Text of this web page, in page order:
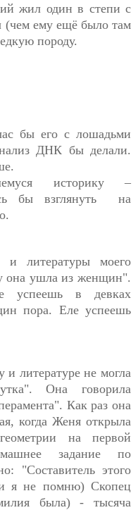
жил один в степи с
(чем ему ещё было там
породу.
бы его с лошадьми
ДНК бы делали.
историку –
бы взглянуть на
и литературы моего
она ушла из женщин".
успеешь в девках
пора. Еле успеешь
литературе не могла
Она говорила
Как раз она
когда Женя открыла
на первой
задание по
"Составитель этого
я не помню) Скопец
была) - тысяча